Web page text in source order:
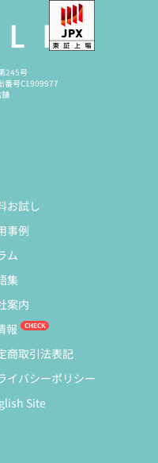
245号
番号C1909977
お試し
事例
ム
集
案内
報
商取引法表記
イバシーポリシー
Site